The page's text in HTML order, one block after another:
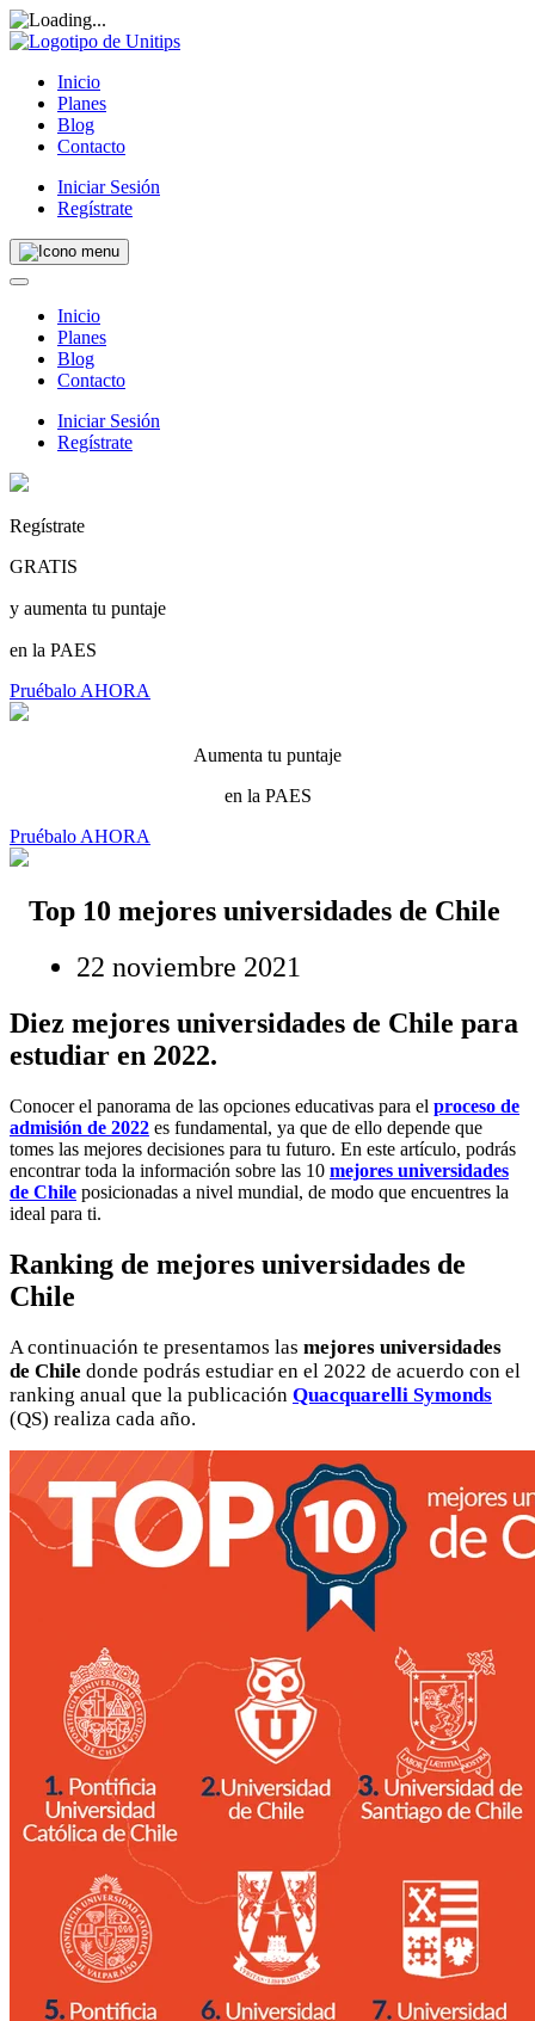
Inicio
Planes
Blog
Contacto
Iniciar Sesión
Regístrate
Inicio
Planes
Blog
Contacto
Iniciar Sesión
Regístrate
Regístrate
GRATIS
y aumenta tu puntaje
en la PAES
Pruébalo AHORA
Aumenta tu puntaje
en la PAES
Pruébalo AHORA
Top 10 mejores universidades de Chile
22 noviembre 2021
Diez mejores universidades de Chile para
estudiar en 2022.
Conocer el panorama de las opciones educativas para el proceso de
admisión de 2022 es fundamental, ya que de ello depende que
tomes las mejores decisiones para tu futuro. En este artículo, podrás
encontrar toda la información sobre las 10 mejores universidades
de Chile posicionadas a nivel mundial, de modo que encuentres la
ideal para ti.
Ranking de mejores universidades de
Chile
A continuación te presentamos las mejores universidades
de Chile donde podrás estudiar en el 2022 de acuerdo con el
ranking anual que la publicación Quacquarelli Symonds
(QS) realiza cada año.